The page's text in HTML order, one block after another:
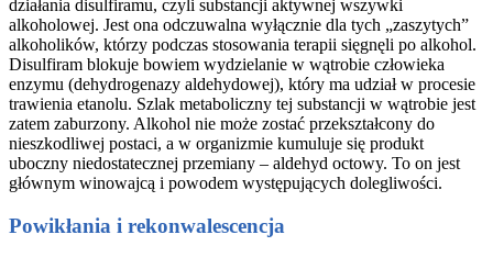
działania disulfiramu, czyli substancji aktywnej wszywki
alkoholowej. Jest ona odczuwalna wyłącznie dla tych „zaszytych”
alkoholików, którzy podczas stosowania terapii sięgnęli po alkohol.
Disulfiram blokuje bowiem wydzielanie w wątrobie człowieka
enzymu (dehydrogenazy aldehydowej), który ma udział w procesie
trawienia etanolu. Szlak metaboliczny tej substancji w wątrobie jest
zatem zaburzony. Alkohol nie może zostać przekształcony do
nieszkodliwej postaci, a w organizmie kumuluje się produkt
uboczny niedostatecznej przemiany – aldehyd octowy. To on jest
głównym winowajcą i powodem występujących dolegliwości.
Powikłania i rekonwalescencja